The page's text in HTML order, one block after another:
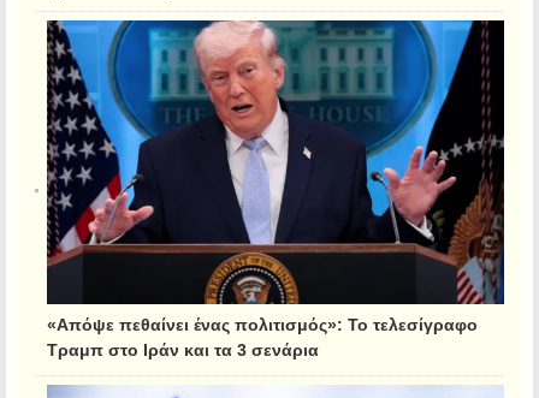
«Απόψε πεθαίνει ένας πολιτισμός»: Το τελεσίγραφο
Τραμπ στο Ιράν και τα 3 σενάρια